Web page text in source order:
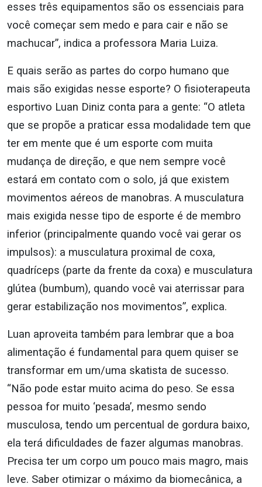
esses três equipamentos são os essenciais para
você começar sem medo e para cair e não se
machucar”, indica a professora Maria Luiza.
E quais serão as partes do corpo humano que
mais são exigidas nesse esporte? O fisioterapeuta
esportivo Luan Diniz conta para a gente: “O atleta
que se propõe a praticar essa modalidade tem que
ter em mente que é um esporte com muita
mudança de direção, e que nem sempre você
estará em contato com o solo, já que existem
movimentos aéreos de manobras. A musculatura
mais exigida nesse tipo de esporte é de membro
inferior (principalmente quando você vai gerar os
impulsos): a musculatura proximal de coxa,
quadríceps (parte da frente da coxa) e musculatura
glútea (bumbum), quando você vai aterrissar para
gerar estabilização nos movimentos”, explica.
Luan aproveita também para lembrar que a boa
alimentação é fundamental para quem quiser se
transformar em um/uma skatista de sucesso.
“Não pode estar muito acima do peso. Se essa
pessoa for muito ‘pesada’, mesmo sendo
musculosa, tendo um percentual de gordura baixo,
ela terá dificuldades de fazer algumas manobras.
Precisa ter um corpo um pouco mais magro, mais
leve. Saber otimizar o máximo da biomecânica, a